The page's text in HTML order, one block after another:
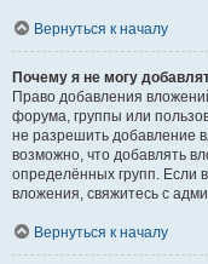
Вернуться к началу
Почему я не могу
Право добавления
форума, группы или
не разрешить добавление
возможно, что добавлять
определённых групп. Если
вложения, свяжитесь с
Вернуться к началу